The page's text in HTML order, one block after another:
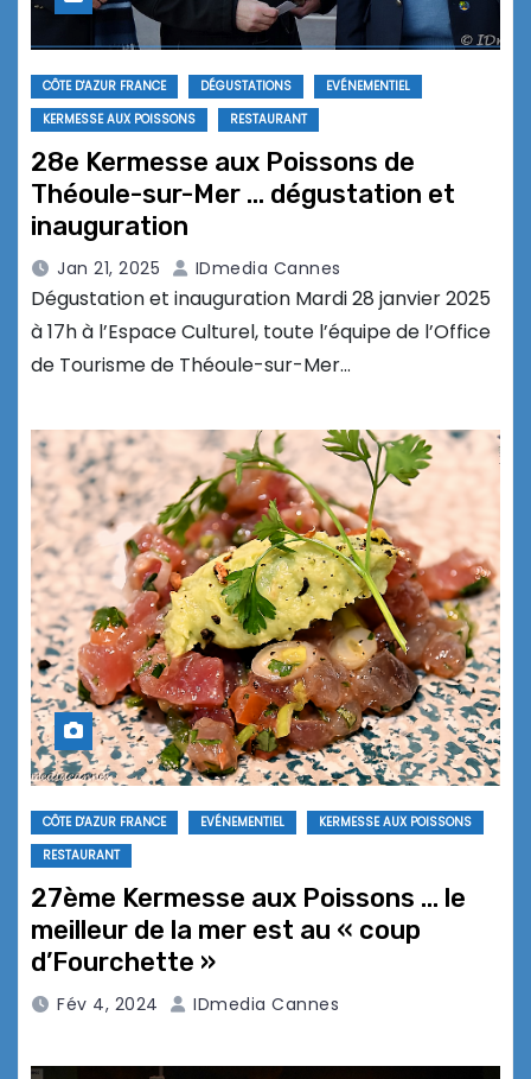
CÔTE D'AZUR FRANCE DÉGUSTATIONS
EVÉNEMENTIEL
KERMESSE AUX POISSONS
RESTAURANT
28e Kermesse aux Poissons de
Théoule-sur-Mer … dégustation et
inauguration
Jan 21, 2025 IDmedia Cannes
Dégustation et inauguration Mardi 28 janvier 2025
à 17h à l’Espace Culturel, toute l’équipe de l’Office
de Tourisme de Théoule-sur-Mer…
CÔTE D'AZUR FRANCE EVÉNEMENTIEL
KERMESSE AUX POISSONS
RESTAURANT
27ème Kermesse aux Poissons … le
meilleur de la mer est au « coup
d’Fourchette »
Fév 4, 2024 IDmedia Cannes